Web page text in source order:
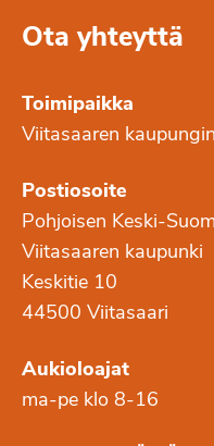
Ota yhteyttä
Toimipaikka
Viitasaaren
Postiosoite
Pohjoisen Keski-
Viitasaaren kaupunki
Keskitie 10
44500 Viitasaari
Aukioloajat
ma-pe klo 8-16